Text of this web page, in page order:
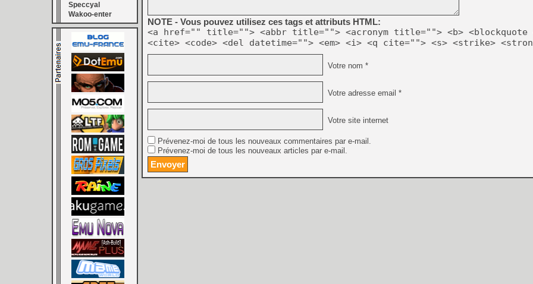
[GK] Agenda - GeForce
[GK] Devolver Digital en a
[LS] [PS5] ps5-y2jb-
[GK] Test : Restory : Chill
[GK] GTA 6 : Rockstar
[GK] Hot Wheels Infinite
[GK] Mémoire cash -
[GK] Résultats Nintendo :
[GK] Déjà des
[Mo5] Brickboy cherche à
[GK] Minecraft et ses «
[GK] Beast of
[GK] Ubisoft : fin de partie
Speccyal
Wakoo-enter
NOTE - Vous pouvez utilisez ces tags et attributs HTML:
<a href="" title=""> <abbr title=""> <acronym title=""> <b> <blockquote
<cite> <code> <del datetime=""> <em> <i> <q cite=""> <s> <strike>
Votre nom *
Votre adresse email *
Votre site internet
Prévenez-moi de tous les nouveaux commentaires par e-mail.
Prévenez-moi de tous les nouveaux articles par e-mail.